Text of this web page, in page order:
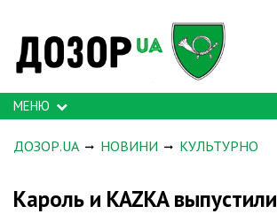
МЕНЮ
ДОЗОР.UA НОВИНИ КУЛЬТУРНО
Кароль и KAZKA выпустили